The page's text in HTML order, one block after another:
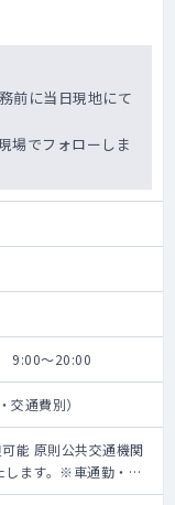
前に当日現地にて
場でフォローしま
9:00～20:00
通費別）
能 原則公共交通機関
します。※車通勤・タ